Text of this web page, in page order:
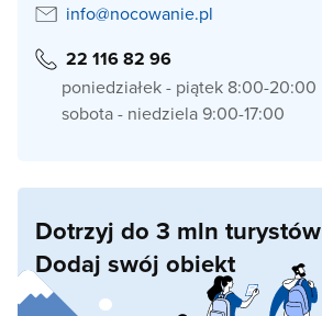
info@nocowanie.pl
22 116 82 96
poniedziałek - piątek 8:00-20:00
sobota - niedziela 9:00-17:00
Dotrzyj do 3 mln turystów
Dodaj swój obiekt